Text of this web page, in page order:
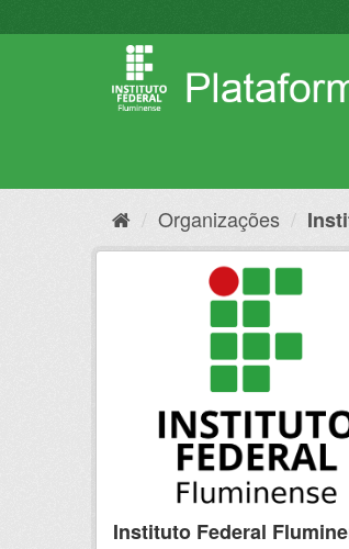
para
Organizações
Instituto Federal